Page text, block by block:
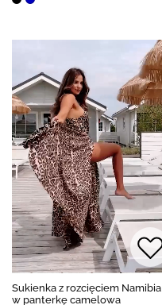
Sukienka z rozcięciem Namibia
w panterkę camelowa